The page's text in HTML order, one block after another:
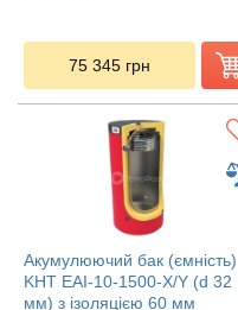
75 345 грн
Акумулюючий бак (ємність)
KHT EAI-10-1500-X/Y (d 32
мм) з ізоляцією 60 мм